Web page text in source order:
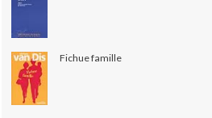
Fichue famille